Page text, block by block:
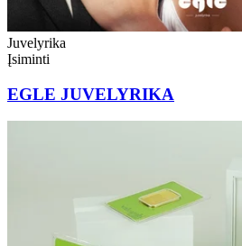
Juvelyrika
Įsiminti
EGLE JUVELYRIKA